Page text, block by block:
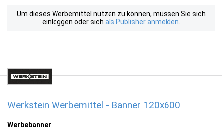
Um dieses Werbemittel nutzen zu können, müssen Sie sich
einloggen oder sich als Publisher anmelden
Werkstein Werbemittel - Banner 120x600
Werbebanner